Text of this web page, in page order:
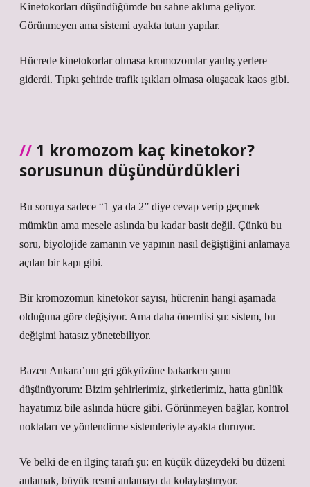
Kinetokorları düşündüğümde bu sahne aklıma geliyor.
Görünmeyen ama sistemi ayakta tutan yapılar.
Hücrede kinetokorlar olmasa kromozomlar yanlış yerlere
giderdi. Tıpkı şehirde trafik ışıkları olmasa oluşacak kaos gibi.
—
1 kromozom kaç kinetokor?
sorusunun düşündürdükleri
Bu soruya sadece “1 ya da 2” diye cevap verip geçmek
mümkün ama mesele aslında bu kadar basit değil. Çünkü bu
soru, biyolojide zamanın ve yapının nasıl değiştiğini anlamaya
açılan bir kapı gibi.
Bir kromozomun kinetokor sayısı, hücrenin hangi aşamada
olduğuna göre değişiyor. Ama daha önemlisi şu: sistem, bu
değişimi hatasız yönetebiliyor.
Bazen Ankara’nın gri gökyüzüne bakarken şunu
düşünüyorum: Bizim şehirlerimiz, şirketlerimiz, hatta günlük
hayatımız bile aslında hücre gibi. Görünmeyen bağlar, kontrol
noktaları ve yönlendirme sistemleriyle ayakta duruyor.
Ve belki de en ilginç tarafı şu: en küçük düzeydeki bu düzeni
anlamak, büyük resmi anlamayı da kolaylaştırıyor.